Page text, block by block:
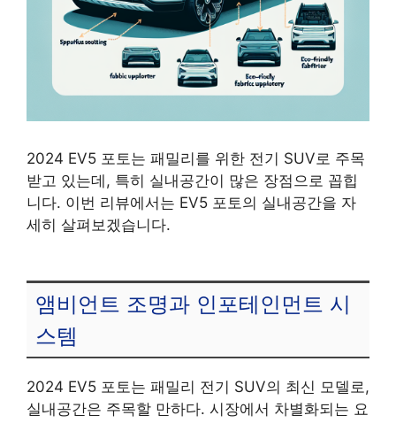
2024 EV5 포토는 패밀리를 위한 전기 SUV로 주목
받고 있는데, 특히 실내공간이 많은 장점으로 꼽힙
니다. 이번 리뷰에서는 EV5 포토의 실내공간을 자
세히 살펴보겠습니다.
앰비언트 조명과 인포테인먼트 시
스템
2024 EV5 포토는 패밀리 전기 SUV의 최신 모델로,
실내공간은 주목할 만하다. 시장에서 차별화되는 요